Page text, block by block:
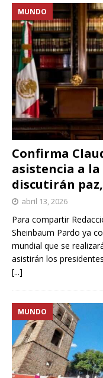
Confirma
asistencia a la
discutirán
MUNDO
abril 13, 2026
Para compartir
Sheinbaum Pardo ya
mundial que se
asistirán los
[...]
MUNDO